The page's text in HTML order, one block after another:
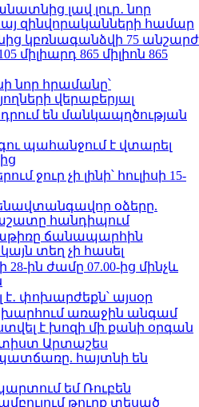
լավ լուր․ նոր
զինվորականների համար
կբռնագանձվի 75 անշարժ
միլիարդ 865 միլիոն 865
նոր հրամանը՝
վերաբերյալ
են մանկապղծության
պահանջում է վտարել
ջուր չի լինի՝ հուլիսի 15-
օձերը.
հանդիպում
ճանապարհին
տեղ չի հասել
28-ին ժամը 07.00-ից մինչև
է․ փոխարժեքն՝ այսօր
առաջին անգամ
է խոզի մի քանի օրգան
Արտաշես
հայտնի են
եմ Ռուբեն
թուրք տեսած